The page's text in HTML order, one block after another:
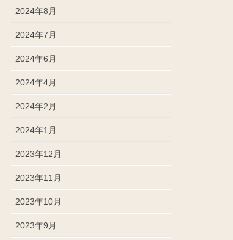
2024年8月
2024年7月
2024年6月
2024年4月
2024年2月
2024年1月
2023年12月
2023年11月
2023年10月
2023年9月